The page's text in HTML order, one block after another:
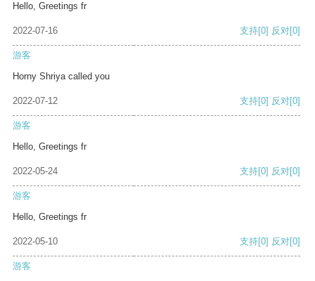
Hello, Greetings fr
2022-07-16 支持[0] 反对[0]
游客
Horny Shriya called you
2022-07-12 支持[0] 反对[0]
游客
Hello, Greetings fr
2022-05-24 支持[0] 反对[0]
游客
Hello, Greetings fr
2022-05-10 支持[0] 反对[0]
游客